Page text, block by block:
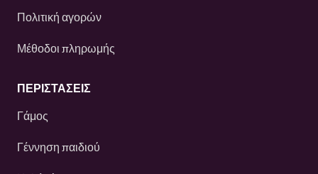
Πολιτική αγορών
Μέθοδοι πληρωμής
ΠΕΡΙΣΤΆΣΕΙΣ
Γάμος
Γέννηση παιδιού